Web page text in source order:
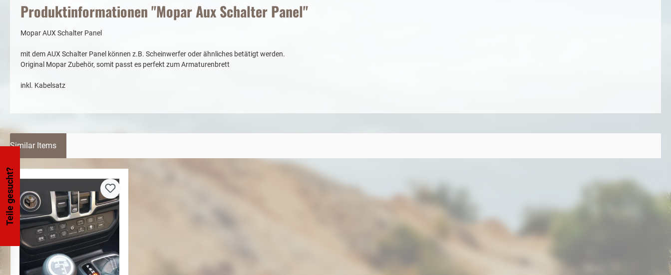
Produktinformationen "Mopar Aux Schalter Panel"
Mopar AUX Schalter Panel
mit dem AUX Schalter Panel können z.B. Scheinwerfer oder ähnliches betätigt werden.
Original Mopar Zubehör, somit passt es perfekt zum Armaturenbrett
inkl. Kabelsatz
Similar Items
Teile gesucht?